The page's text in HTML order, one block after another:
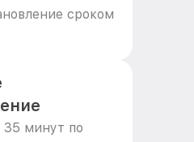
сроком
минут по